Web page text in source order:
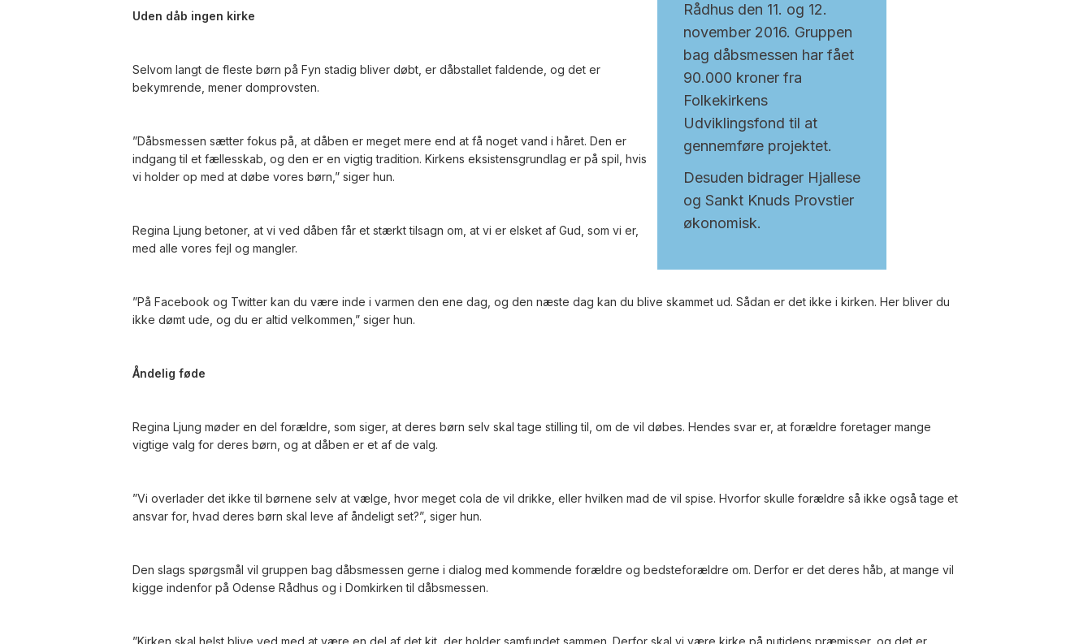
Rådhus den 11. og 12.
november 2016. Gruppen
bag dåbsmessen har fået
90.000 kroner fra
Folkekirkens
Udviklingsfond til at
gennemføre projektet.
Desuden bidrager Hjallese
og Sankt Knuds Provstier
økonomisk.
Uden dåb ingen kirke
Selvom langt de fleste børn på Fyn stadig bliver døbt, er dåbstallet faldende, og det er
bekymrende, mener domprovsten.
”Dåbsmessen sætter fokus på, at dåben er meget mere end at få noget vand i håret. Den er
indgang til et fællesskab, og den er en vigtig tradition. Kirkens eksistensgrundlag er på spil, hvis
vi holder op med at døbe vores børn,” siger hun.
Regina Ljung betoner, at vi ved dåben får et stærkt tilsagn om, at vi er elsket af Gud, som vi er,
med alle vores fejl og mangler.
”På Facebook og Twitter kan du være inde i varmen den ene dag, og den næste dag kan du blive skammet ud. Sådan er det ikke i kirken. Her bliver du
ikke dømt ude, og du er altid velkommen,” siger hun.
Åndelig føde
Regina Ljung møder en del forældre, som siger, at deres børn selv skal tage stilling til, om de vil døbes. Hendes svar er, at forældre foretager mange
vigtige valg for deres børn, og at dåben er et af de valg.
”Vi overlader det ikke til børnene selv at vælge, hvor meget cola de vil drikke, eller hvilken mad de vil spise. Hvorfor skulle forældre så ikke også tage et
ansvar for, hvad deres børn skal leve af åndeligt set?”, siger hun.
Den slags spørgsmål vil gruppen bag dåbsmessen gerne i dialog med kommende forældre og bedsteforældre om. Derfor er det deres håb, at mange vil
kigge indenfor på Odense Rådhus og i Domkirken til dåbsmessen.
”Kirken skal helst blive ved med at være en del af det kit, der holder samfundet sammen. Derfor skal vi være kirke på nutidens præmisser, og det er